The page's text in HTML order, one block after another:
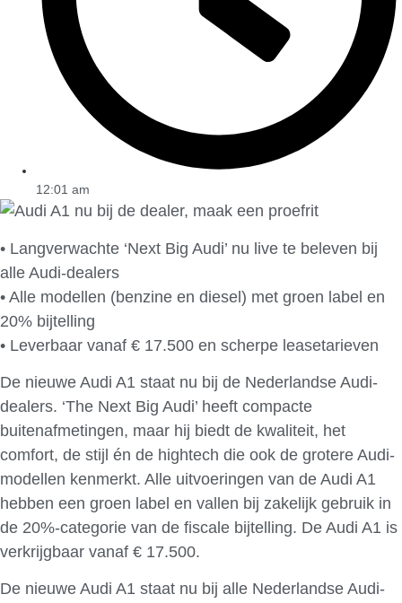
12:01 am
• Langverwachte ‘Next Big Audi’ nu live te beleven bij
alle Audi-dealers
• Alle modellen (benzine en diesel) met groen label en
20% bijtelling
• Leverbaar vanaf € 17.500 en scherpe leasetarieven
De nieuwe Audi A1 staat nu bij de Nederlandse Audi-
dealers. ‘The Next Big Audi’ heeft compacte
buitenafmetingen, maar hij biedt de kwaliteit, het
comfort, de stijl én de hightech die ook de grotere Audi-
modellen kenmerkt. Alle uitvoeringen van de Audi A1
hebben een groen label en vallen bij zakelijk gebruik in
de 20%-categorie van de fiscale bijtelling. De Audi A1 is
verkrijgbaar vanaf € 17.500.
De nieuwe Audi A1 staat nu bij alle Nederlandse Audi-